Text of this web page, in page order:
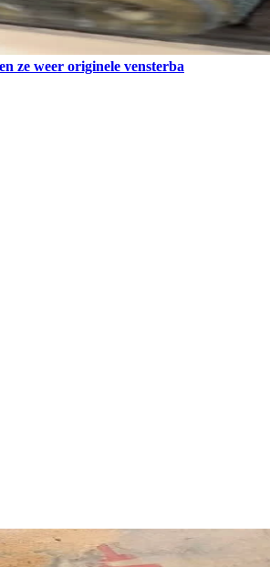
ze weer originele vensterba